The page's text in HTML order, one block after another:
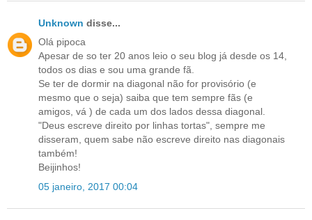
Unknown disse...
Olá pipoca
Apesar de so ter 20 anos leio o seu blog já desde os 14,
todos os dias e sou uma grande fã.
Se ter de dormir na diagonal não for provisório (e
mesmo que o seja) saiba que tem sempre fãs (e
amigos, vá ) de cada um dos lados dessa diagonal.
"Deus escreve direito por linhas tortas", sempre me
disseram, quem sabe não escreve direito nas diagonais
também!
Beijinhos!
05 janeiro, 2017 00:04